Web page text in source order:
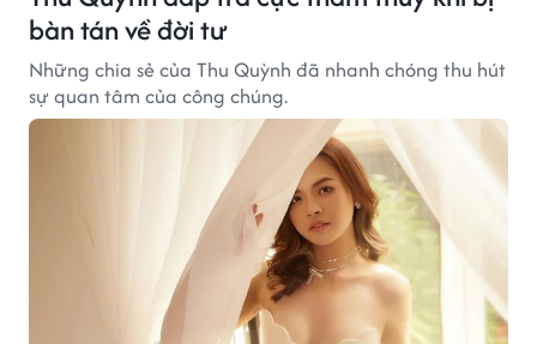
bàn tán về đời tư
Những chia sẻ của Thu Quỳnh đã nhanh chóng thu hút
sự quan tâm của công chúng.